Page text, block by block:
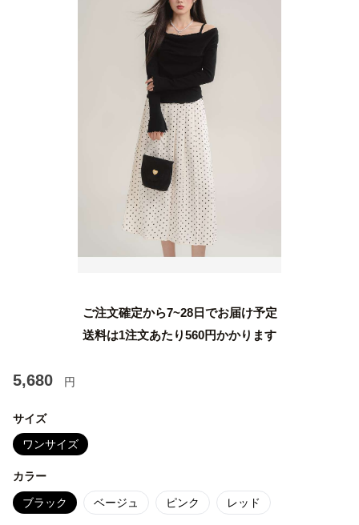
ご注文確定から7~28日でお届け予定
送料は1注文あたり560円かかります
5,680 円
サイズ
ワンサイズ
カラー
ブラック ベージュ ピンク レッド